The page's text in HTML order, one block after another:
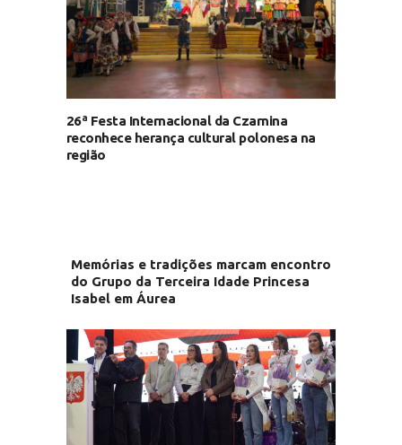
26ª Festa Internacional da Czarnina
reconhece herança cultural polonesa na
região
Memórias e tradições marcam encontro
do Grupo da Terceira Idade Princesa
Isabel em Áurea